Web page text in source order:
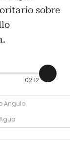
sobre
02:12
Angulo